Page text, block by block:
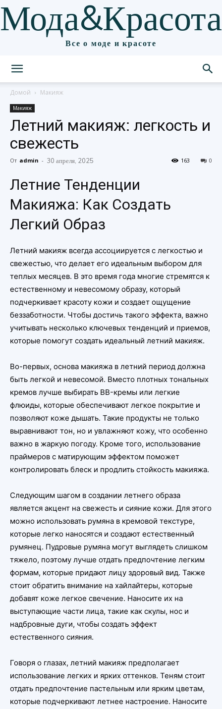
Мода&Красота
Все о моде и красоте
Домой Макияж
Макияж
Летний макияж: легкость и
свежесть
От admin - 30 апреля, 2025 0
163
Летние Тенденции
Макияжа: Как Создать
Легкий Образ
Летний макияж всегда ассоциируется с легкостью и
свежестью, что делает его идеальным выбором для
теплых месяцев. В это время года многие стремятся к
естественному и невесомому образу, который
подчеркивает красоту кожи и создает ощущение
беззаботности. Чтобы достичь такого эффекта, важно
учитывать несколько ключевых тенденций и приемов,
которые помогут создать идеальный летний макияж.
Во-первых, основа макияжа в летний период должна
быть легкой и невесомой. Вместо плотных тональных
кремов лучше выбирать BB-кремы или легкие
флюиды, которые обеспечивают легкое покрытие и
позволяют коже дышать. Такие продукты не только
выравнивают тон, но и увлажняют кожу, что особенно
важно в жаркую погоду. Кроме того, использование
праймеров с матирующим эффектом поможет
контролировать блеск и продлить стойкость макияжа.
Следующим шагом в создании летнего образа
является акцент на свежесть и сияние кожи. Для этого
можно использовать румяна в кремовой текстуре,
которые легко наносятся и создают естественный
румянец. Пудровые румяна могут выглядеть слишком
тяжело, поэтому лучше отдать предпочтение легким
формам, которые придают лицу здоровый вид. Также
стоит обратить внимание на хайлайтеры, которые
добавят коже легкое свечение. Наносите их на
выступающие части лица, такие как скулы, нос и
надбровные дуги, чтобы создать эффект
естественного сияния.
Говоря о глазах, летний макияж предполагает
использование легких и ярких оттенков. Теням стоит
отдать предпочтение пастельным или ярким цветам,
которые подчеркивают летнее настроение. Наносите